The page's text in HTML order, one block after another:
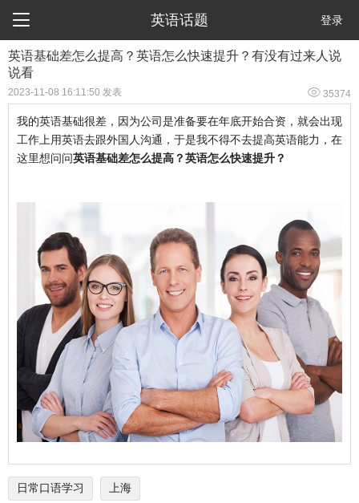
 英语话题 登录
​英语基础差怎么提高？英语怎么快速提升？有没有过来人说
说看
2023-11-08 16:11:50 发表  35374
我的英语基础很差，因为公司是准备要在年底开始合资，就会出现
工作上用英语去跟外国人沟通，于是我不得不去提高英语能力，在
这里想问问英语基础差怎么提高？英语怎么快速提升？
日常口语学习 上海